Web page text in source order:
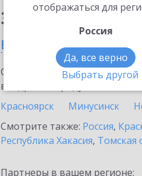
отображаться для
Россия
Да, все верно
Выбрать другой
Заказать 1C-
в Назарово
Ознакомьтесь с
внедрение продукта.
Красноярск
Минусинск
Смотрите также: Россия,
Республика Хакасия, Томская
Партнеры в вашем регионе: